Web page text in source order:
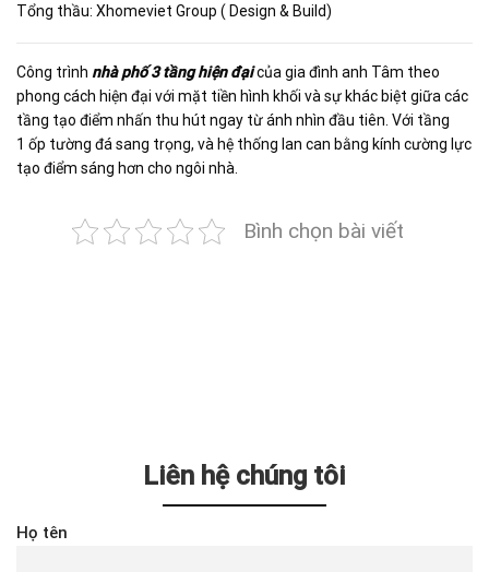
Tổng thầu: Xhomeviet Group ( Design & Build)
Công trình nhà phố 3 tầng hiện đạicủa gia đình anh Tâm theo
phong cách hiện đại với mặt tiền hình khối và sự khác biệt giữa các
tầng tạo điểm nhấn thu hút ngay từ ánh nhìn đầu tiên. Với tầng
1 ốp tường đá sang trọng, và hệ thống lan can bằng kính cường lực
tạo điểm sáng hơn cho ngôi nhà.
Bình chọn bài viết
Liên hệ chúng tôi
Họ tên